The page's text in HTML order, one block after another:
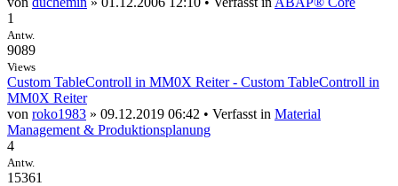
1
Antw.
9089
Views
Custom TableControll in MM0X Reiter - Custom TableControll in
MM0X Reiter
von roko1983 » 09.12.2019 06:42 • Verfasst in Material
Management & Produktionsplanung
4
Antw.
15361